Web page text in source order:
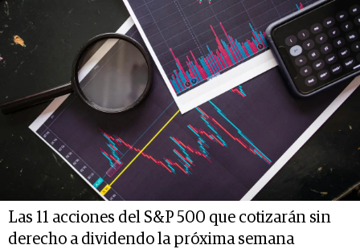
Las 11 acciones del S&P 500 que cotizarán sin
derecho a dividendo la próxima semana